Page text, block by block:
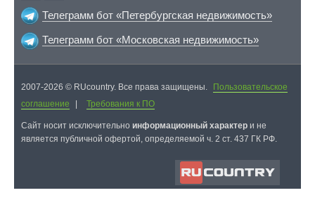
Телеграмм бот «Петербургская недвижимость»
Телеграмм бот «Московская недвижимость»
2007-2026 © RUcountry. Все права защищены.
Пользовательское
соглашение
| Требования к ПО
Cайт носит исключительно информационный характер и не
является публичной офертой, определяемой ч. 2 ст. 437 ГК РФ.